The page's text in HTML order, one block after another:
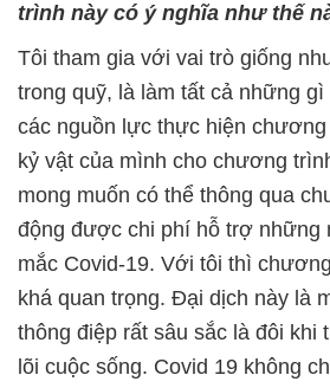
trình này có ý nghĩa như thế
Tôi tham gia với vai trò giống
trong quỹ, là làm tất cả những
các nguồn lực thực hiện
kỷ vật của mình cho chương
mong muốn có thể thông qua
động được chi phí hỗ trợ những
mắc Covid-19. Với tôi thì
khá quan trọng. Đại dịch này là
thông điệp rất sâu sắc là đôi khi
lõi cuộc sống. Covid 19 không